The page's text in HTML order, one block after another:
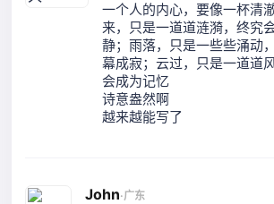
一个人的内心，要像一杯清
来，只是一道道涟漪，终究
静；雨落，只是一些些涌动
幕成寂；云过，只是一道道
会成为记忆
诗意盎然啊
越来越能写了
John·广东